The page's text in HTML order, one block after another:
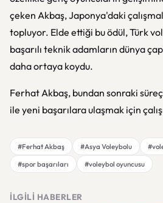
çeken Akbaş, Japonya'daki
topluyor. Elde ettiği bu ödül, Türk
başarılı teknik adamların dünya
daha ortaya koydu.
Ferhat Akbaş, bundan sonraki
ile yeni başarılara ulaşmak için
#Ferhat Akbaş #Asya Voleybolu
#spor başarıları
#voleybol oyuncusu
İLGILI HABERLER